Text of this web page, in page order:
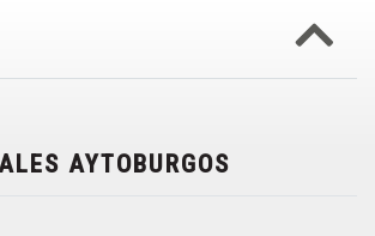
AYTOBURGOS